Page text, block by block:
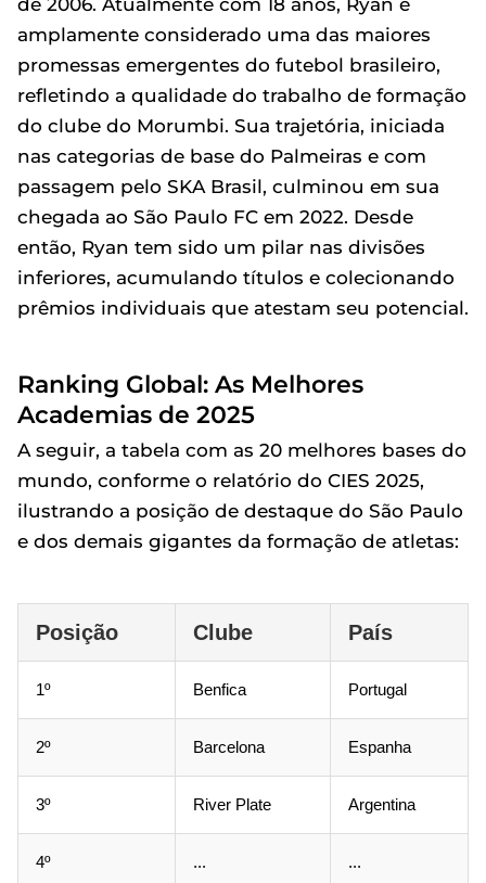
de 2006. Atualmente com 18 anos, Ryan é
amplamente considerado uma das maiores
promessas emergentes do futebol brasileiro,
refletindo a qualidade do trabalho de formação
do clube do Morumbi. Sua trajetória, iniciada
nas categorias de base do Palmeiras e com
passagem pelo SKA Brasil, culminou em sua
chegada ao São Paulo FC em 2022. Desde
então, Ryan tem sido um pilar nas divisões
inferiores, acumulando títulos e colecionando
prêmios individuais que atestam seu potencial.
Ranking Global: As Melhores
Academias de 2025
A seguir, a tabela com as 20 melhores bases do
mundo, conforme o relatório do CIES 2025,
ilustrando a posição de destaque do São Paulo
e dos demais gigantes da formação de atletas:
Posição Clube País
1º Benfica Portugal
2º Barcelona Espanha
3º River Plate Argentina
4º ... ...